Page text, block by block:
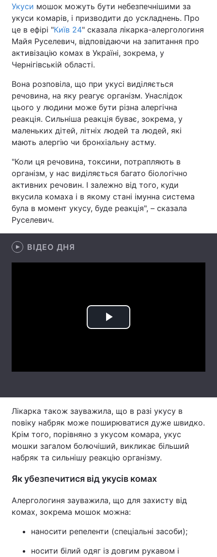
Головна Війна
Україна Політика
Економіка
Спорт Наука
Техно і зв'язок Лайт
Зброя Інциденти
Туризм
Цікавинки Погода
Регіони
Лонгріди
Відео з Youtube
Інтерв'ю Думки
Тема оформлення
Укуси мошок можуть бути небезпечнішими за
укуси комарів, і призводити до ускладнень. Про
це в ефірі "Київ 24" сказала лікарка-алергологиня
Майя Руселевич, відповідаючи на запитання про
активізацію комах в Україні, зокрема, у
Чернігівській області.
Вона розповіла, що при укусі виділяється
речовина, на яку реагує організм. Унаслідок
цього у людини може бути різна алергічна
реакція. Сильніша реакція буває, зокрема, у
маленьких дітей, літніх людей та людей, які
мають алергію чи бронхіальну астму.
"Коли ця речовина, токсини, потрапляють в
організм, у нас виділяється багато біологічно
активних речовин. І залежно від того, куди
вкусила комаха і в якому стані імунна система
була в момент укусу, буде реакція", – сказала
Руселевич.
ВІДЕО ДНЯ
Play
Лікарка також зауважила, що в разі укусу в
повіку набряк може поширюватися дуже швидко.
Крім того, порівняно з укусом комара, укус
мошки загалом болючіший, викликає більший
набряк та сильнішу реакцію організму.
Як убезпечитися від укусів комах
Алергологиня зауважила, що для захисту від
комах, зокрема мошок можна:
наносити репеленти (спеціальні засоби);
носити білий одяг із довгим рукавом і